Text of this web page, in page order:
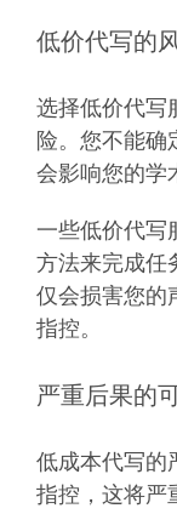
低价代写的
选择低价代写
险。您不能确
会影响您的学
一些低价代写
方法来完成任
仅会损害您的
指控。
严重后果的
低成本代写的
指控，这将严